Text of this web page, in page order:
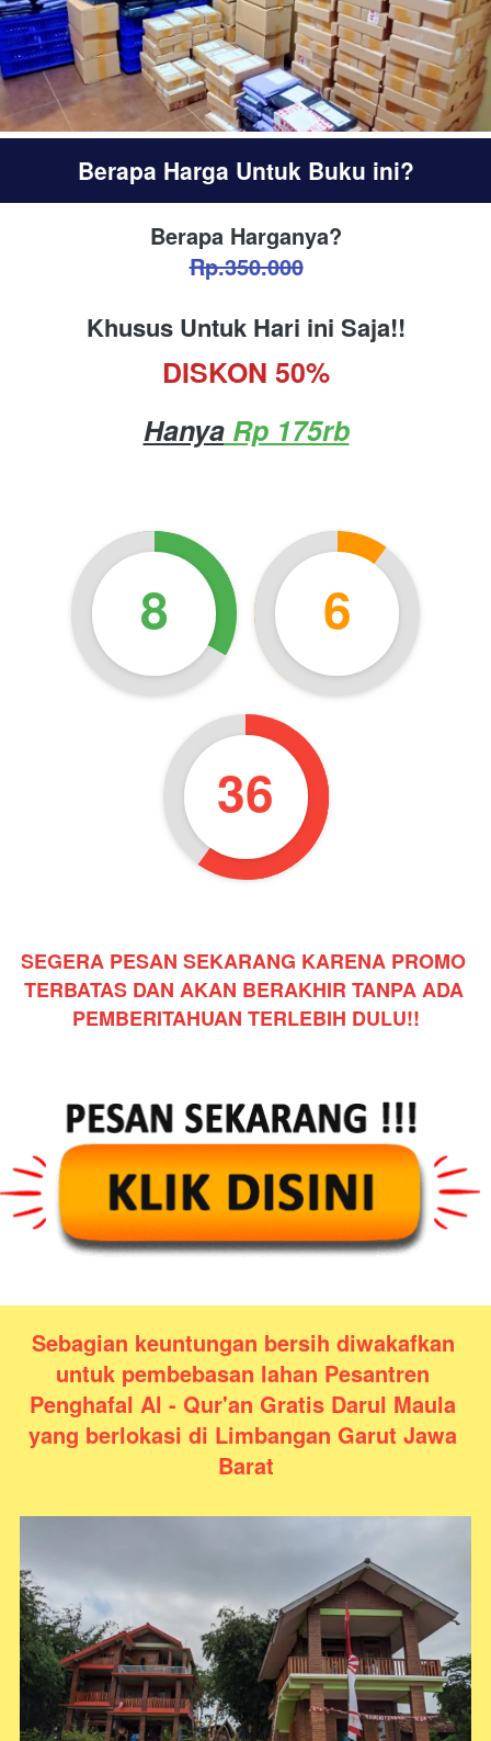
Berapa Harga Untuk Buku ini?
Berapa Harganya?
Rp.350.000
Khusus Untuk Hari ini Saja!!
DISKON 50%
Hanya Rp 175rb
8 6
34
SEGERA PESAN SEKARANG KARENA PROMO
TERBATAS DAN AKAN BERAKHIR TANPA ADA
PEMBERITAHUAN TERLEBIH DULU!!
Sebagian keuntungan bersih diwakafkan
untuk pembebasan lahan Pesantren
Penghafal Al - Qur'an Gratis Darul Maula
yang berlokasi di Limbangan Garut Jawa
Barat